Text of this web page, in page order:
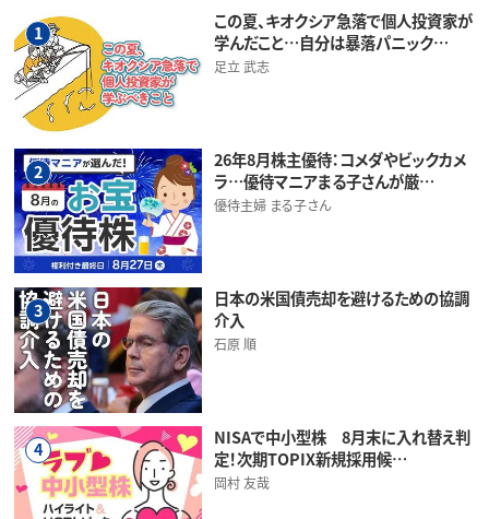
1
この夏、キオクシア急落で個人投資家が
学んだこと…自分は暴落パニック…
足立 武志
2
26年8月株主優待：コメダやビックカメ
ラ…優待マニアまる子さんが厳…
優待主婦 まる子さん
3
日本の米国債売却を避けるための協調
介入
石原 順
4
NISAで中小型株 8月末に入れ替え判
定！次期TOPIX新規採用候…
岡村 友哉